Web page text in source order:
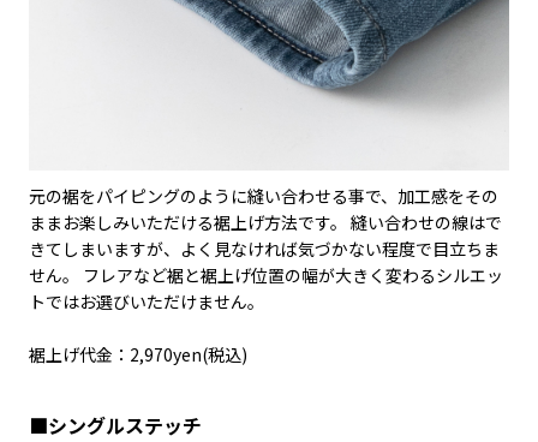
元の裾をパイピングのように縫い合わせる事で、加工感をその
ままお楽しみいただける裾上げ方法です。 縫い合わせの線はで
きてしまいますが、よく見なければ気づかない程度で目立ちま
せん。 フレアなど裾と裾上げ位置の幅が大きく変わるシルエッ
トではお選びいただけません。
裾上げ代金：2,970yen(税込)
■シングルステッチ